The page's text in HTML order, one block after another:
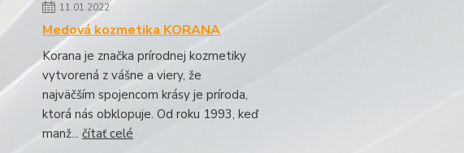
11.01.2022
Medová kozmetika KORANA
Korana je značka prírodnej kozmetiky
vytvorená z vášne a viery, že
najväčším spojencom krásy je príroda,
ktorá nás obklopuje. Od roku 1993, keď
manž... čítať celé